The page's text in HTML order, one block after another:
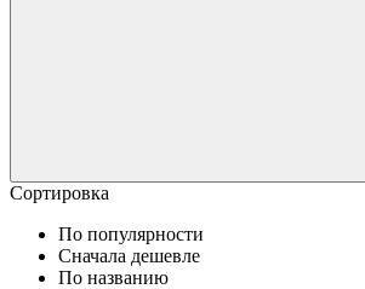
Сортировка
По популярности
Сначала дешевле
По названию